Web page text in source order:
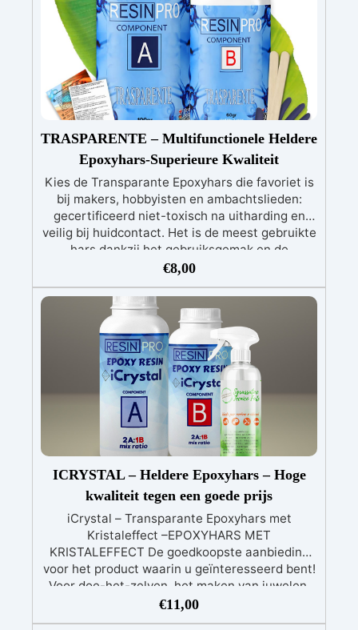
TRASPARENTE – Multifunctionele Heldere
Epoxyhars-Superieure Kwaliteit
Kies de Transparante Epoxyhars die favoriet is
bij makers, hobbyisten en ambachtslieden:
gecertificeerd niet-toxisch na uitharding en
veilig bij huidcontact. Het is de meest gebruikte
hars dankzij het gebruiksgemak en de
uitzonderlijke resultaten.
voor vergeling;
Anti-bubbels: Vergeet de
strijd tegen luchtbellen. Onze Transparante
Epoxyhars doet het werk voor jou dankzij de
lage viscositeit;
Eenvoudig te gebruiken:
Zelfs als je net begint met hars, zul je geen
enkel probleem hebben. Transparante
Epoxyhars is eenvoudig en veilig in gebruik;
Technische ondersteuning inbegrepen: Hulp of
advies nodig? Wij staan volledig tot je
beschikking om je te ondersteunen bij je
project.
€8,00
ICRYSTAL – Heldere Epoxyhars – Hoge
kwaliteit tegen een goede prijs
iCrystal – Transparante Epoxyhars met
Kristaleffect –EPOXYHARS MET
KRISTALEFFECT De goedkoopste aanbieding
voor het product waarin u geïnteresseerd bent!
Voor doe-het-zelven, het maken van juwelen,
kunstwerken, handwerk, houtbewerking en
€11,00